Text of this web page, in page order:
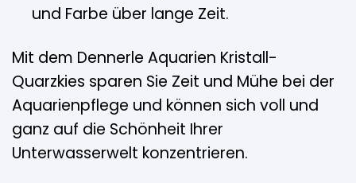
und Farbe über lange Zeit.
Mit dem Dennerle Aquarien Kristall-
Quarzkies sparen Sie Zeit und Mühe bei der
Aquarienpflege und können sich voll und
ganz auf die Schönheit Ihrer
Unterwasserwelt konzentrieren.